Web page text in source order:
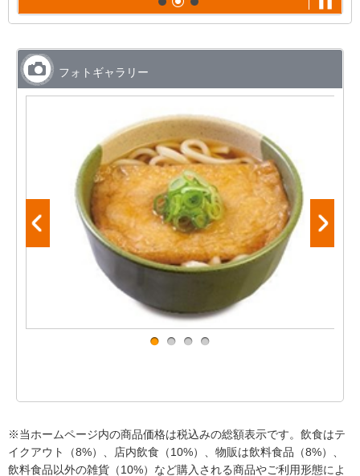
フォトギャラリー
※当ホームページ内の商品価格は税込みの総額表示です。飲食はテ
イクアウト（8%）、店内飲食（10%）、物販は飲料食品（8%）、
飲料食品以外の雑貨（10%）など購入される商品やご利用形態によ